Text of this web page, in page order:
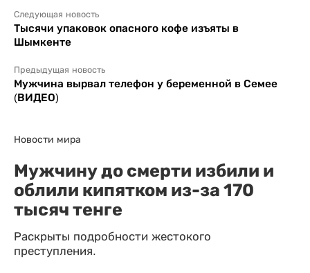
Следующая новость
Тысячи упаковок опасного кофе изъяты в
Шымкенте
Предыдущая новость
Мужчина вырвал телефон у беременной в Семее
(ВИДЕО)
Новости мира
Мужчину до смерти избили и
облили кипятком из-за 170
тысяч тенге
Раскрыты подробности жестокого
преступления.